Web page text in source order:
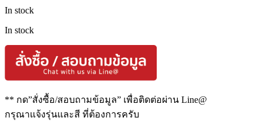
In stock
In stock
** กด”สั่งซื้อ/สอบถามข้อมูล” เพื่อติดต่อผ่าน Line@
กรุณาแจ้งรุ่นและสี ที่ต้องการครับ